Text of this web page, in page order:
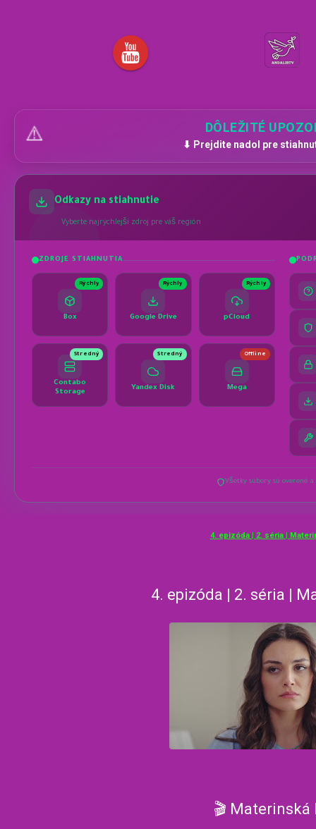
⚠️ DÔLEŽITÉ
⬇ Prejdite nadol pre
4. epizóda | 2. séria |
4. epizóda | 2. séria |
🎬 Materinská